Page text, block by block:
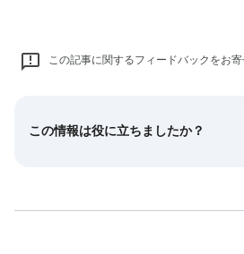
この記事に関するフィードバックをお
この情報は役に立ちましたか？